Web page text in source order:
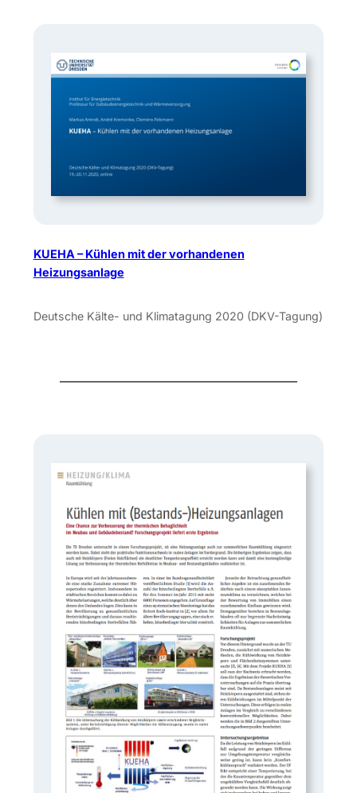
KUEHA – Kühlen mit der vorhandenen
Heizungsanlage
Deutsche Kälte- und Klimatagung 2020 (DKV-Tagung)